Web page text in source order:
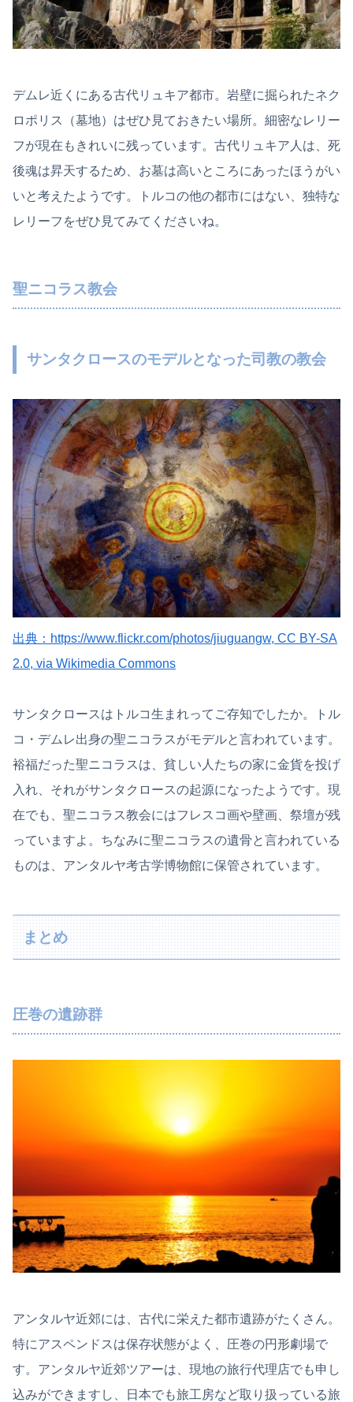
デムレ近くにある古代リュキア都市。岩壁に掘られたネク
ロポリス（墓地）はぜひ見ておきたい場所。細密なレリー
フが現在もきれいに残っています。古代リュキア人は、死
後魂は昇天するため、お墓は高いところにあったほうがい
いと考えたようです。トルコの他の都市にはない、独特な
レリーフをぜひ見てみてくださいね。
聖ニコラス教会
サンタクロースのモデルとなった司教の教会
出典：https://www.flickr.com/photos/jiuguangw, CC BY-SA
2.0, via Wikimedia Commons
サンタクロースはトルコ生まれってご存知でしたか。トル
コ・デムレ出身の聖ニコラスがモデルと言われています。
裕福だった聖ニコラスは、貧しい人たちの家に金貨を投げ
入れ、それがサンタクロースの起源になったようです。現
在でも、聖ニコラス教会にはフレスコ画や壁画、祭壇が残
っていますよ。ちなみに聖ニコラスの遺骨と言われている
ものは、アンタルヤ考古学博物館に保管されています。
まとめ
圧巻の遺跡群
アンタルヤ近郊には、古代に栄えた都市遺跡がたくさん。
特にアスペンドスは保存状態がよく、圧巻の円形劇場で
す。アンタルヤ近郊ツアーは、現地の旅行代理店でも申し
込みができますし、日本でも旅工房など取り扱っている旅